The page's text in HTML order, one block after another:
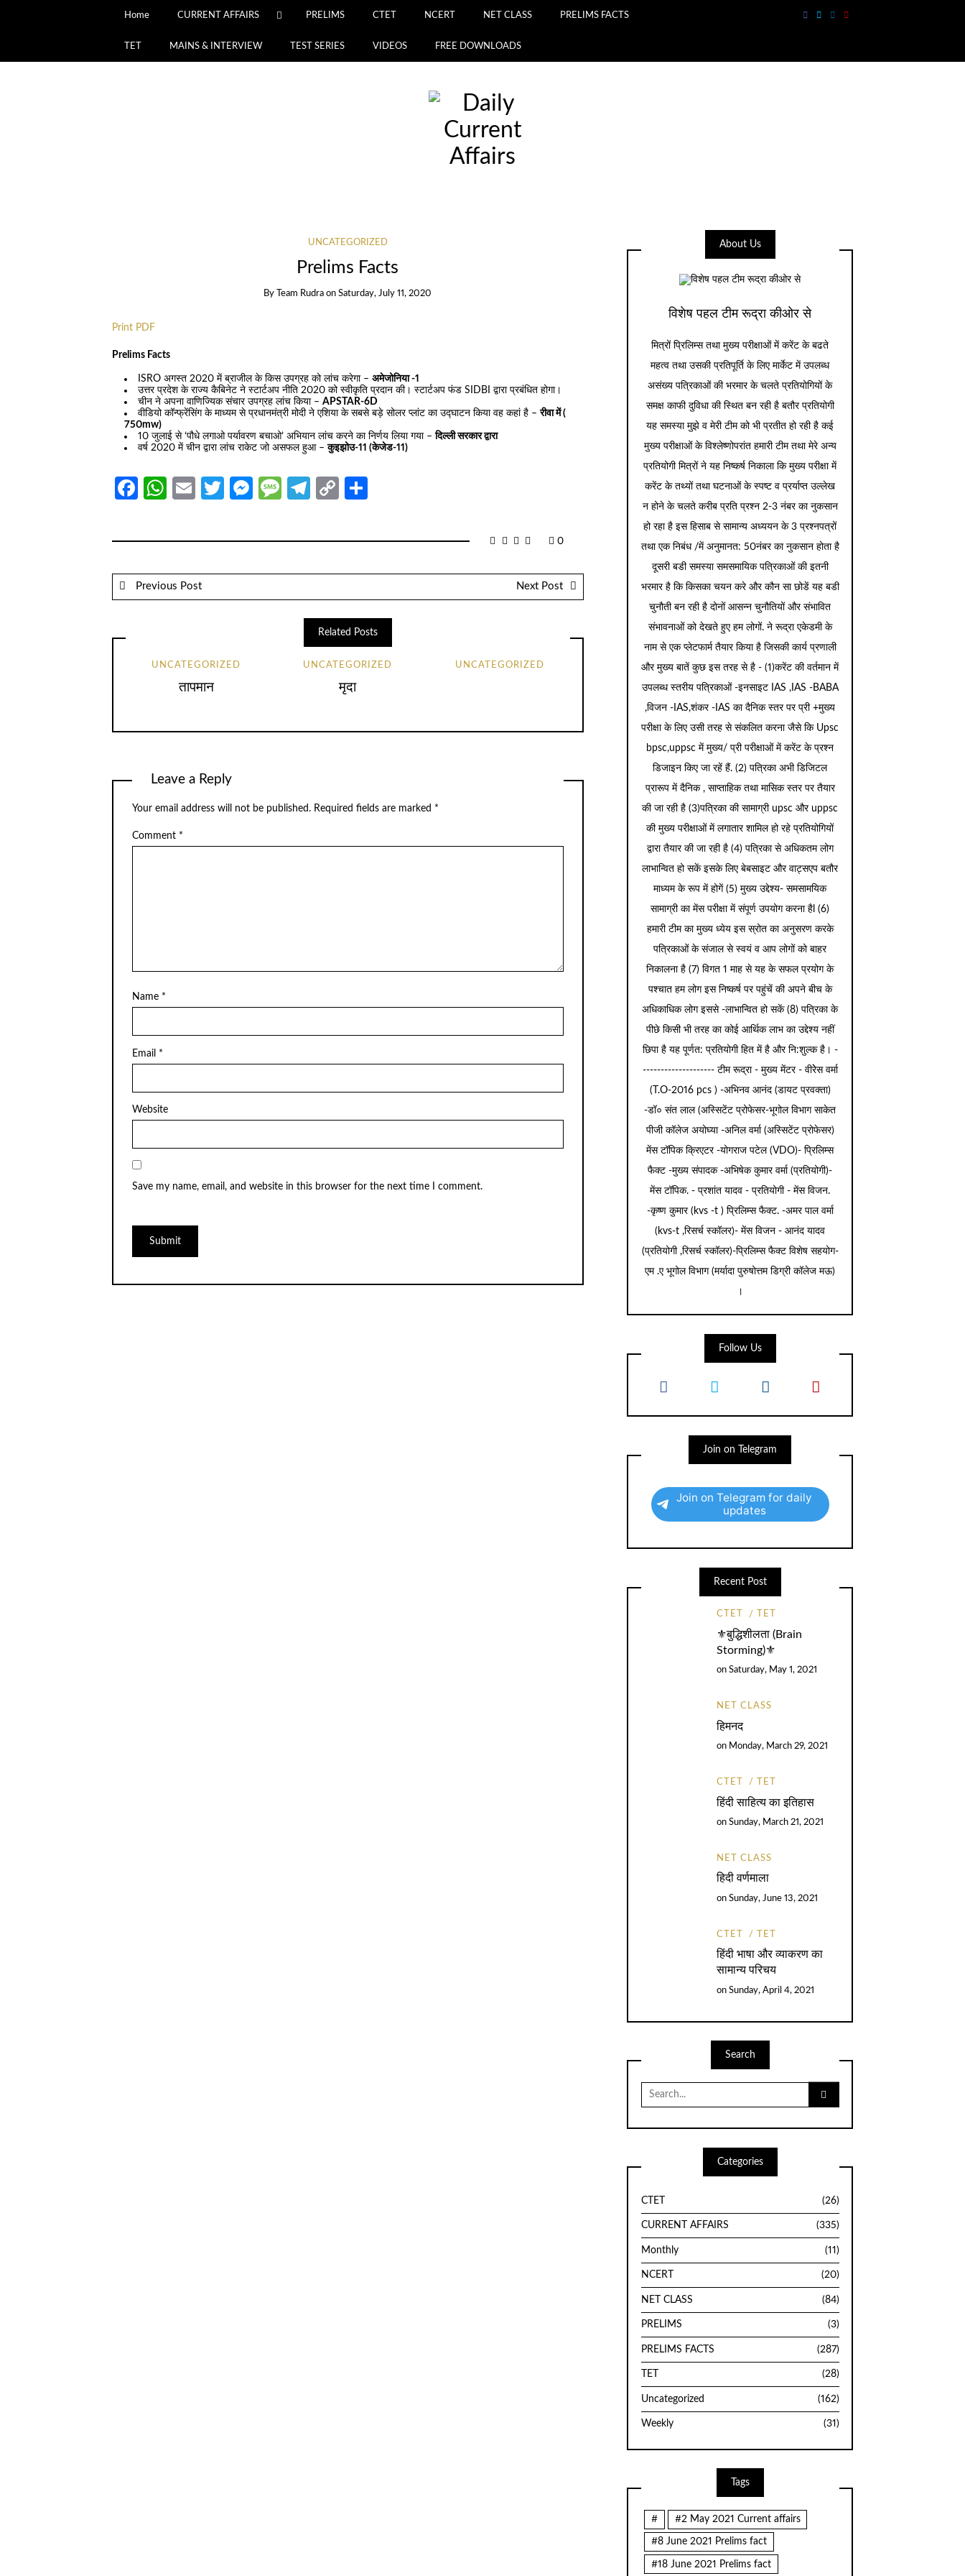
Home CURRENT AFFAIRS PRELIMS CTET NCERT NET CLASS PRELIMS FACTS
TET MAINS & INTERVIEW TEST SERIES VIDEOS FREE DOWNLOADS
UNCATEGORIZED
Prelims Facts
By Team Rudra onSaturday, July 11, 2020
Print PDF
Prelims Facts
ISRO अगस्त 2020 में ब्राजील के किस उपग्रह को लांच करेगा –अमेजोनिया -1
उत्तर प्रदेश के राज्य कैबिनेट ने स्टार्टअप नीति 2020 को स्वीकृति प्रदान की। स्टार्टअप फंड SIDBI द्वारा प्रबंधित होगा।
चीन ने अपना वाणिज्यिक संचार उपग्रह लांच किया –APSTAR-6D
वीडियो कॉन्फ्रेंसिंग के माध्यम से प्रधानमंत्री मोदी ने एशिया के सबसे बड़े सोलर प्लांट का उद्घाटन किया वह कहां है –रीवा में (
750mw)
10 जुलाई से ‘पौधे लगाओ पर्यावरण बचाओ’ अभियान लांच करने का निर्णय लिया गया –दिल्ली सरकार द्वारा
वर्ष 2020 में चीन द्वारा लांच राकेट जो असफल हुआ –कुइझोउ-11 (केजेड-11)
Facebook
WhatsApp
EmailTwitter
Messenger
Message
Telegram
Copy
0
Previous Post Next Post
Related Posts
UNCATEGORIZED
तापमान
UNCATEGORIZED
मृदा
UNCATEGORIZED
Leave a Reply
Your email address will not be published. Required fields are marked *
Comment *
Name *
Email *
Website
Save my name, email, and website in this browser for the next time I comment.
About Us
विशेष पहल टीम रूद्रा कीओर से
मित्रों प्रिलिम्स तथा मुख्य परीक्षाओं में करेंट के बढते
महत्व तथा उसकी प्रतिपूर्ति के लिए मार्केट में उपलब्ध
असंख्य पत्रिकाओं की भरमार के चलते प्रतियोगियों के
समक्ष काफी दुविधा की स्थित बन रही है बतौर प्रतियोगी
यह समस्या मुझे व मेरी टीम को भी प्रतीत हो रही है कई
मुख्य परीक्षाओं के विश्लेष्णोपरांत हमारी टीम तथा मेरे अन्य
प्रतियोगी मित्रों ने यह निष्कर्ष निकाला कि मुख्य परीक्षा में
करेंट के तथ्यों तथा घटनाओं के स्पष्ट व प्रर्याप्त उल्लेख
न होने के चलते करीब प्रति प्रश्न 2-3 नंबर का नुकसान
हो रहा है इस हिसाब से सामान्य अध्ययन के 3 प्रश्नपत्रों
तथा एक निबंध /में अनुमानत: 50नंबर का नुकसान होता है
दूसरी बडी समस्या समसमायिक पत्रिकाओं की इतनी
भरमार है कि किसका चयन करे और कौन सा छोडें यह बडी
चुनौती बन रही है दोनों आसन्न चुनौतियों और संभावित
संभावनाओं को देखते हुए हम लोगों. ने रूद्रा एकेडमी के
नाम से एक प्लेटफार्म तैयार किया है जिसकी कार्य प्रणाली
और मुख्य बातें कुछ इस तरह से है - (1)करेंट की वर्तमान में
उपलब्ध स्तरीय पत्रिकाओं -इनसाइट IAS ,IAS -BABA
,विजन -IAS,शंकर -IAS का दैनिक स्तर पर प्री +मुख्य
परीक्षा के लिए उसी तरह से संकलित करना जैसे कि Upsc
bpsc,uppsc में मुख्य/ प्री परीक्षाओं में करेंट के प्रश्न
डिजाइन किए जा रहें हैं. (2) पत्रिका अभी डिजिटल
प्रारूप में दैनिक , साप्ताहिक तथा मासिक स्तर पर तैयार
की जा रही है (3)पत्रिका की सामाग्री upsc और uppsc
की मुख्य परीक्षाओं में लगातार शामिल हो रहे प्रतियोगियों
द्वारा तैयार की जा रही है (4) पत्रिका से अधिकतम लोग
लाभान्वित हो सकें इसके लिए बेबसाइट और वाट्सएप बतौर
माध्यम के रूप में होगें (5) मुख्य उद्देश्य- समसामयिक
सामाग्री का मेंस परीक्षा में संपूर्ण उपयोग करना हैl (6)
हमारी टीम का मुख्य ध्येय इस स्रोत का अनुसरण करके
पत्रिकाओं के संजाल से स्वयं व आप लोगों को बाहर
निकालना है (7) विगत 1 माह से यह के सफल प्रयोग के
पश्चात हम लोग इस निष्कर्ष पर पहुंचें की अपने बीच के
अधिकाधिक लोग इससे -लाभान्वित हो सकें (8) पत्रिका के
पीछे किसी भी तरह का कोई आर्थिक लाभ का उद्देश्य नहीं
छिपा है यह पूर्णत: प्रतियोगी हित में है और नि:शुल्क है। -
-------------------- टीम रूद्रा - मुख्य मेंटर - वीरेेस वर्मा
(T.O-2016 pcs ) -अभिनव आनंद (डायट प्रवक्ता)
-डॉ० संत लाल (अस्सिटेंट प्रोफेसर-भूगोल विभाग साकेत
पीजी कॉलेज अयोघ्या -अनिल वर्मा (अस्सिटेंट प्रोफेसर)
मेंस टॉपिक क्रिएटर -योगराज पटेल (VDO)- प्रिलिम्स
फैक्ट -मुख्य संपादक -अभिषेक कुमार वर्मा (प्रतियोगी)-
मेंस टॉपिक. - प्रशांत यादव - प्रतियोगी - मेंस विजन.
-कृष्ण कुमार (kvs -t ) प्रिलिम्स फैक्ट. -अमर पाल वर्मा
(kvs-t ,रिसर्च स्कॉलर)- मेंस विजन - आनंद यादव
(प्रतियोगी ,रिसर्च स्कॉलर)-प्रिलिम्स फैक्ट विशेष सहयोग-
एम .ए भूगोल विभाग (मर्यादा पुरुषोत्तम डिग्री कॉलेज मऊ)
।
Follow Us
Join on Telegram
Join on Telegram for daily
updates
Recent Post
CTET TET
⚜️बुद्धिशीलता (Brain
Storming)⚜️
on Saturday, May 1, 2021
NET CLASS
हिमनद
on Monday, March 29, 2021
CTET TET
हिंदी साहित्य का इतिहास
on Sunday, March 21, 2021
NET CLASS
हिदी वर्णमाला
on Sunday, June 13, 2021
CTET TET
हिंदी भाषा और व्याकरण का
सामान्य परिचय
on Sunday, April 4, 2021
Search
Search
for:
Categories
CTET (26)
CURRENT AFFAIRS (335)
Monthly (11)
NCERT (20)
NET CLASS (84)
PRELIMS (3)
PRELIMS FACTS (287)
TET (28)
Uncategorized (162)
Weekly (31)
Tags
# #2 May 2021 Current affairs
#8 June 2021 Prelims fact
#18 June 2021 Prelims fact